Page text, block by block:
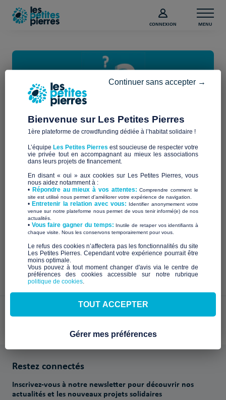
CONNEXION MENU
Réinitialisez votre mot de passe
Pour modifier votre mot de passe, merci de saisir votre
adresse email.
Email *
Paiements sécurisés avec
Restez connectés
Inscrivez-vous à notre newsletter pour découvrir nos
actualités et les nouveaux projets solidaires
Bienvenue sur Les Petites Pierres
1ère plateforme de crowdfunding dédiée à l’habitat solidaire !
L’équipe Les Petites Pierres est soucieuse de respecter votre
vie privée tout en accompagnant au mieux les associations
dans leurs projets de financement.
En disant « oui » aux cookies sur Les Petites Pierres, vous
nous aidez notamment à :
• Répondre au mieux à vos attentes:Comprendre comment le
site est utilisé nous permet d'améliorer votre expérience de navigation.
•Entretenir la relation avec vous: Identifier anonymement votre
venue sur notre plateforme nous permet de vous tenir informé(e) de nos
actualités.
​• Vous faire gagner du temps: Inutile de retaper vos identifiants à
chaque visite. Nous les conservons temporairement pour vous.
​Le refus des cookies n’affectera pas les fonctionnalités du site
Les Petites Pierres. Cependant votre expérience pourrait être
moins optimale.​
Vous pouvez à tout moment changer d'avis via le centre de
préférences des cookies accessible sur notre rubrique
politique de cookies
Continuer sans accepter →
TOUT ACCEPTER
Gérer mes préférences